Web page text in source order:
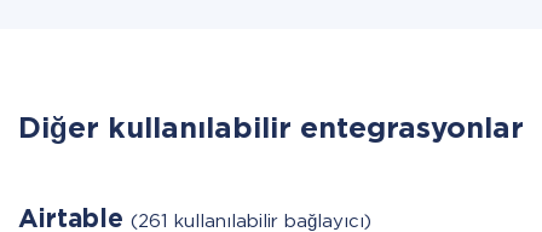
Diğer kullanılabilir entegrasyonlar
Airtable (261 kullanılabilir bağlayıcı)